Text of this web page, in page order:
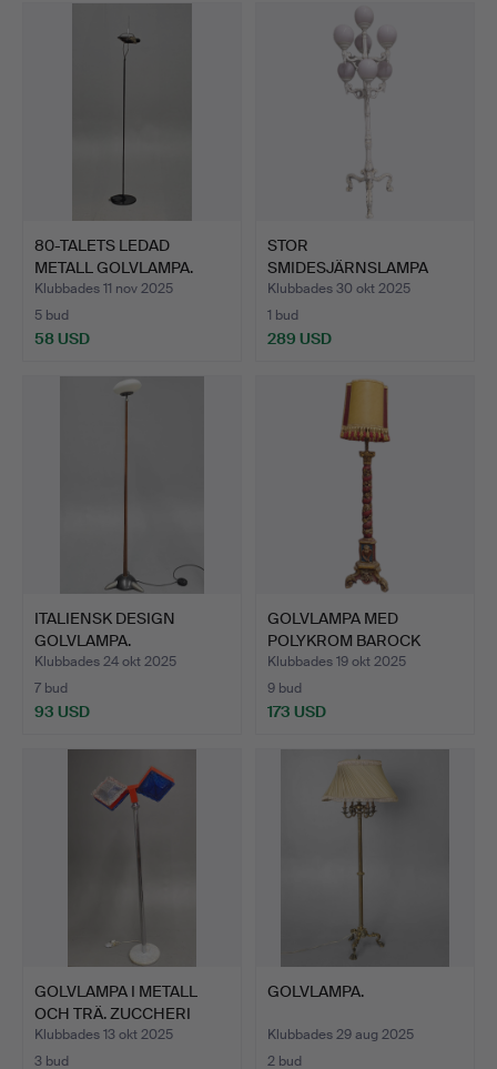
80-TALETS LEDAD
METALL GOLVLAMPA.
Klubbades 11 nov 2025
5 bud
58 USD
STOR
SMIDESJÄRNSLAMPA
MED 6 LAMPOR.
FRANKR…
Klubbades 30 okt 2025
1 bud
289 USD
ITALIENSK DESIGN
GOLVLAMPA.
Klubbades 24 okt 2025
7 bud
93 USD
GOLVLAMPA MED
POLYKROM BAROCK
SOLOMONISK K…
Klubbades 19 okt 2025
9 bud
173 USD
GOLVLAMPA I METALL
OCH TRÄ. ZUCCHERI
GLAS.
Klubbades 13 okt 2025
3 bud
GOLVLAMPA.
Klubbades 29 aug 2025
2 bud